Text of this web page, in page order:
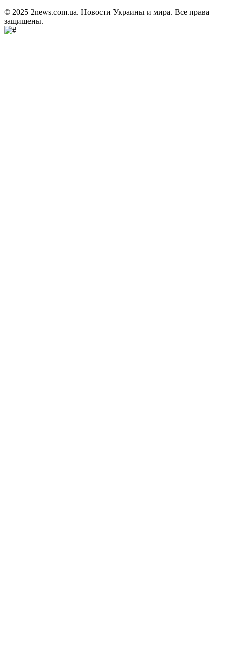
© 2025 2news.com.ua. Новости Украины и мира. Все права
защищены.